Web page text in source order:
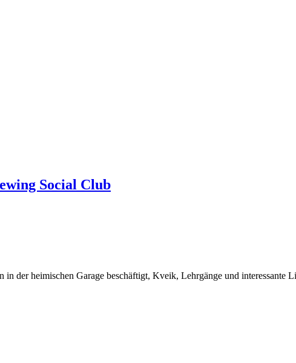
Social Club
in der heimischen Garage beschäftigt, Kveik, Lehrgänge und interessante